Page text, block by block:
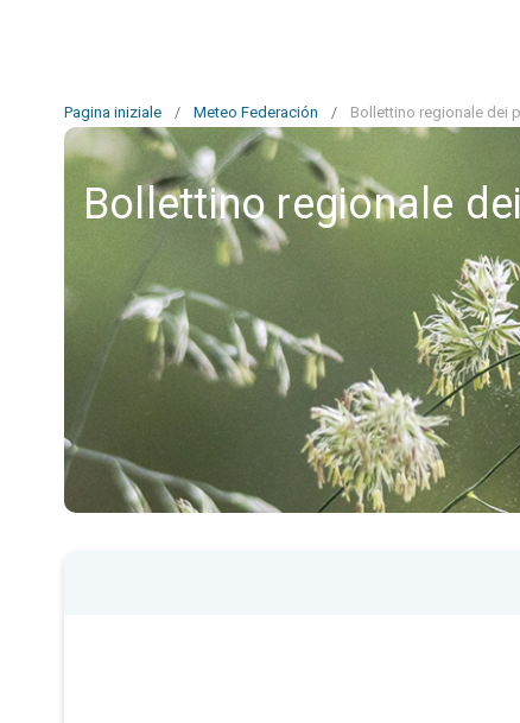
Pagina iniziale / Meteo Federación / Bollettino regionale dei
Bollettino regionale